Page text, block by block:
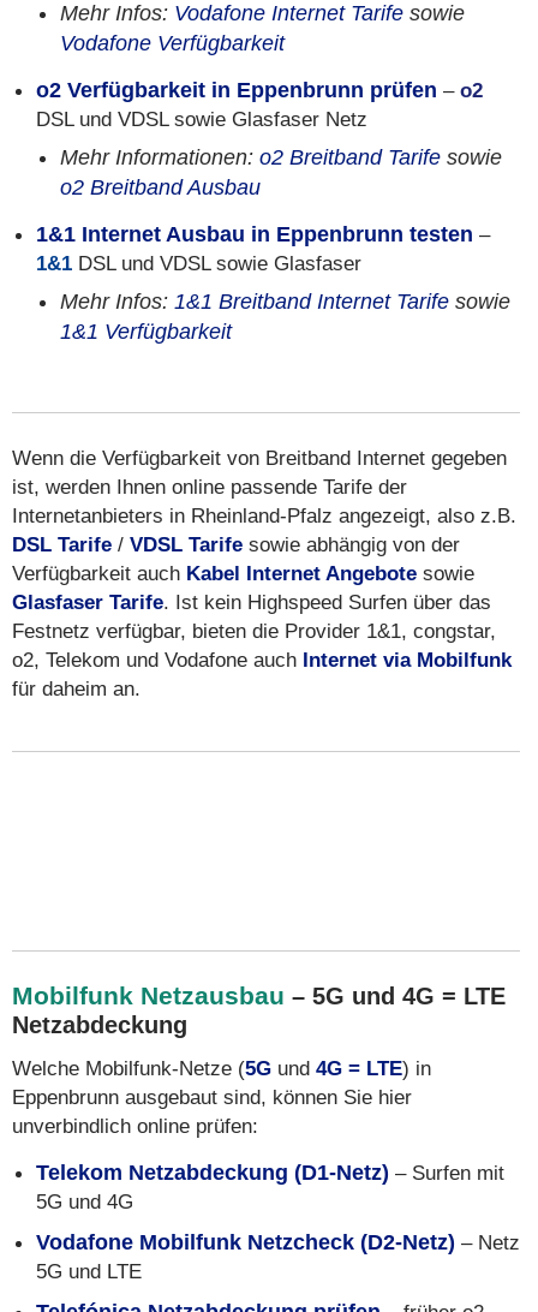
Mehr Infos: Vodafone Internet Tarife sowie
Vodafone Verfügbarkeit
o2 Verfügbarkeit in Eppenbrunn prüfen – o2
DSL und VDSL sowie Glasfaser Netz
Mehr Informationen: o2 Breitband Tarife sowie
o2 Breitband Ausbau
1&1 Internet Ausbau in Eppenbrunn testen –
1&1 DSL und VDSL sowie Glasfaser
Mehr Infos: 1&1 Breitband Internet Tarife sowie
1&1 Verfügbarkeit
Wenn die Verfügbarkeit von Breitband Internet gegeben
ist, werden Ihnen online passende Tarife der
Internetanbieters in Rheinland-Pfalz angezeigt, also z.B.
DSL Tarife / VDSL Tarife sowie abhängig von der
Verfügbarkeit auch Kabel Internet Angebote sowie
Glasfaser Tarife. Ist kein Highspeed Surfen über das
Festnetz verfügbar, bieten die Provider 1&1, congstar,
o2, Telekom und Vodafone auch Internet via Mobilfunk
für daheim an.
Mobilfunk Netzausbau – 5G und 4G = LTE
Netzabdeckung
Welche Mobilfunk-Netze (5G und 4G = LTE) in
Eppenbrunn ausgebaut sind, können Sie hier
unverbindlich online prüfen:
Telekom Netzabdeckung (D1-Netz) – Surfen mit
5G und 4G
Vodafone Mobilfunk Netzcheck (D2-Netz) – Netz
5G und LTE